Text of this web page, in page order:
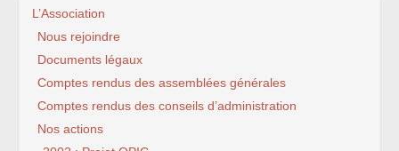
L’Association
Nous rejoindre
Documents légaux
Comptes rendus des assemblées générales
Comptes rendus des conseils d’administration
Nos actions